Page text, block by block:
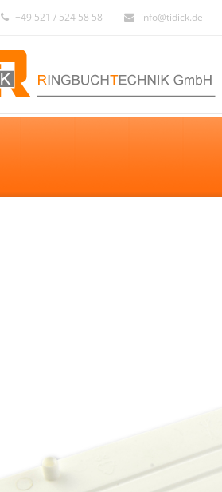
+49 521 / 524 58 58 info@tidick.de